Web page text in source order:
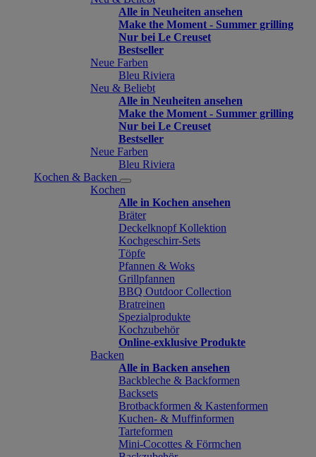
Alle in Neuheiten ansehen
Make the Moment - Summer grilling
Nur bei Le Creuset
Bestseller
Neue Farben
Bleu Riviera
Neu & Beliebt
Alle in Neuheiten ansehen
Make the Moment - Summer grilling
Nur bei Le Creuset
Bestseller
Neue Farben
Bleu Riviera
Kochen & Backen
Kochen
Alle in Kochen ansehen
Bräter
Deckelknopf Kollektion
Kochgeschirr-Sets
Töpfe
Pfannen & Woks
Grillpfannen
BBQ Outdoor Collection
Bratreinen
Spezialprodukte
Kochzubehör
Online-exklusive Produkte
Backen
Alle in Backen ansehen
Backbleche & Backformen
Backsets
Brotbackformen & Kastenformen
Kuchen- & Muffinformen
Tarteformen
Mini-Cocottes & Förmchen